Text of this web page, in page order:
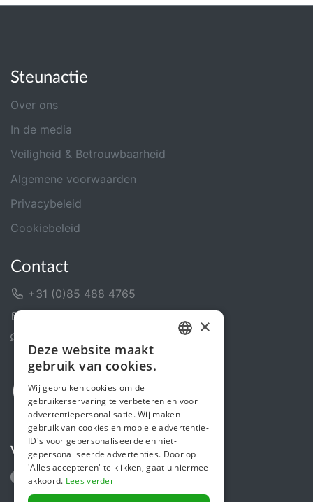
Steunactie
Over ons
In de media
Veiligheid & Betrouwbaarheid
Algemene voorwaarden
Privacybeleid
Cookiebeleid
Contact
+31 (0)85 488 4765
Volg ons
ENGLISH
×
Deze website maakt
gebruik van cookies.
Wij gebruiken cookies om de
gebruikerservaring te verbeteren en voor
advertentiepersonalisatie. Wij maken
gebruik van cookies en mobiele advertentie-
ID's voor gepersonaliseerde en niet-
gepersonaliseerde advertenties. Door op
'Alles accepteren' te klikken, gaat u hiermee
akkoord. Lees verder